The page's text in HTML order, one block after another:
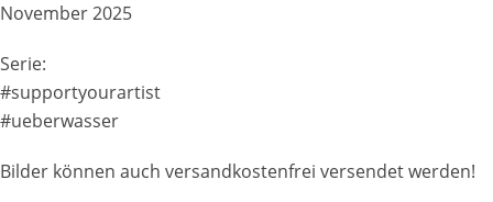
November 2025
Serie:
#supportyourartist
#ueberwasser
Bilder können auch versandkostenfrei versendet werden!